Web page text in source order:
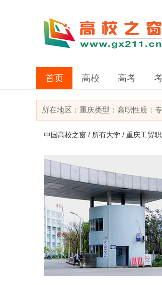
首页 高校 高考
所在地区： 重庆类型： 高职性质：
中国高校之窗 / 所有大学 / 重庆工贸